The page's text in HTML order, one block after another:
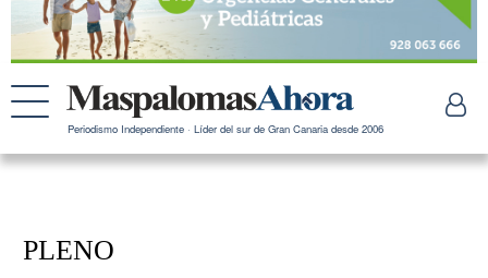
Periodismo Independiente · Líder del sur de Gran Canaria desde 2006
PLENO